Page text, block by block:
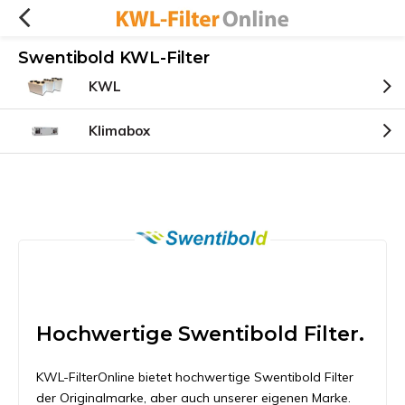
Swentibold KWL-Filter
KWL
Klimabox
Hochwertige Swentibold Filter.
KWL-FilterOnline bietet hochwertige Swentibold Filter
der Originalmarke, aber auch unserer eigenen Marke.